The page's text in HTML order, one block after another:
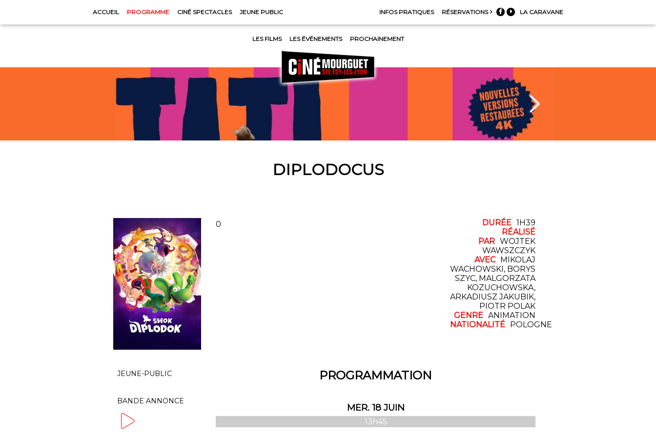
ACCUEIL PROGRAMME
LES FILMS LES ÉVÉNEMENTS PROCHAINEMENT
CINÉ SPECTACLES JEUNE PUBLIC INFOS PRATIQUES RÉSERVATIONS   LA CARAVANE
DIPLODOCUS
JEUNE-PUBLIC
BANDE ANNONCE
0 DURÉE 1H39
RÉALISÉ
PAR WOJTEK
WAWSZCZYK
AVEC MIKOLAJ
WACHOWSKI, BORYS
SZYC, MALGORZATA
KOZUCHOWSKA,
ARKADIUSZ JAKUBIK,
PIOTR POLAK
GENRE ANIMATION
NATIONALITÉ POLOGNE
PROGRAMMATION
MER. 18 JUIN
13h45